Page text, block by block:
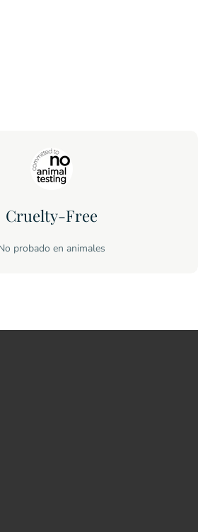
Cruelty-Free
probado en animales